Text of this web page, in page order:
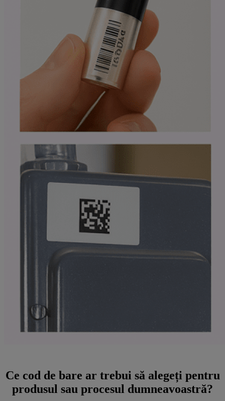
Ce cod de bare ar trebui să alegeți pentru
produsul sau procesul dumneavoastră?